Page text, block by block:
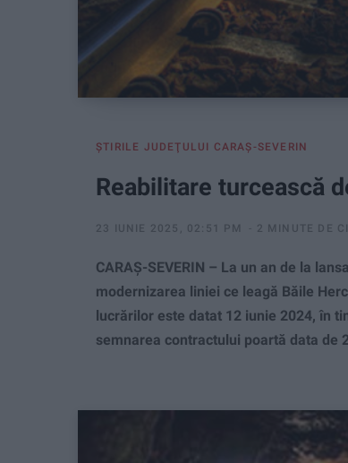
ŞTIRILE JUDEŢULUI CARAŞ-SEVERIN
Reabilitare turcească
23 IUNIE 2025, 02:51 PM 2 MINUTE DE
CARAȘ-SEVERIN – La un an de la
modernizarea liniei ce leagă Băile
lucrărilor este datat 12 iunie 2024, în
semnarea contractului poartă data de